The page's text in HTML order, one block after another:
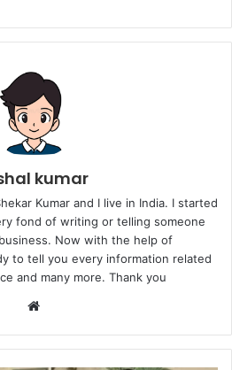
kumar
Kumar and I live in India. I started
fond of writing or telling someone
Now with the help of
to tell you every information related
and many more. Thank you
Website